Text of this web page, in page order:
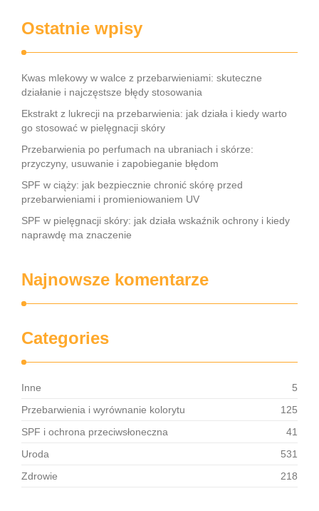
Ostatnie wpisy
Kwas mlekowy w walce z przebarwieniami: skuteczne
działanie i najczęstsze błędy stosowania
Ekstrakt z lukrecji na przebarwienia: jak działa i kiedy warto
go stosować w pielęgnacji skóry
Przebarwienia po perfumach na ubraniach i skórze:
przyczyny, usuwanie i zapobieganie błędom
SPF w ciąży: jak bezpiecznie chronić skórę przed
przebarwieniami i promieniowaniem UV
SPF w pielęgnacji skóry: jak działa wskaźnik ochrony i kiedy
naprawdę ma znaczenie
Najnowsze komentarze
Categories
Inne
5
Przebarwienia i wyrównanie kolorytu
125
SPF i ochrona przeciwsłoneczna
41
Uroda
531
Zdrowie
218